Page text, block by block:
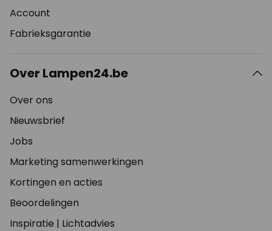
Account
Fabrieksgarantie
Over Lampen24.be
Over ons
Nieuwsbrief
Jobs
Marketing samenwerkingen
Kortingen en acties
Beoordelingen
Inspiratie | Lichtadvies